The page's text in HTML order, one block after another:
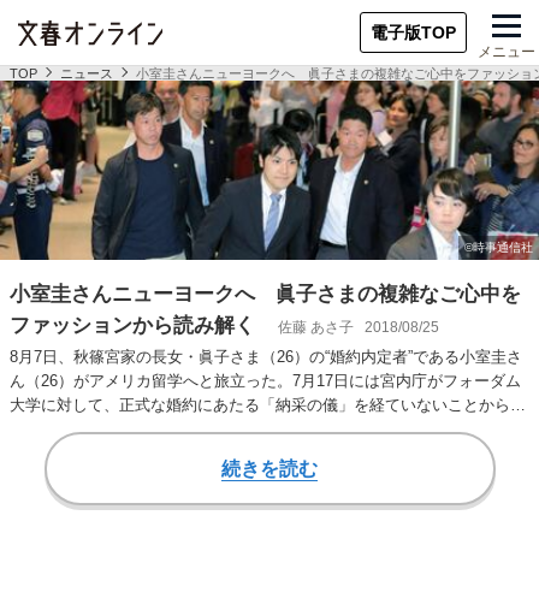
電子版TOP
メニュー
TOP ニュース 小室圭さんニューヨークへ 眞子さまの複雑なご心中をファッショ
小室圭さんニューヨークへ 眞子さまの複雑なご心中を
ファッションから読み解く
佐藤 あさ子 2018/08/25
8月7日、秋篠宮家の長女・眞子さま（26）の“婚約内定者”である小室圭さ
ん（26）がアメリカ留学へと旅立った。7月17日には宮内庁がフォーダム
大学に対して、正式な婚約にあたる「納采の儀」を経ていないことから
「小室圭…
続きを読む